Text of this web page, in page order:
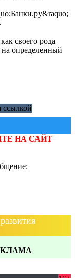
своего рода
на определенный
ссылкой
НА САЙТ